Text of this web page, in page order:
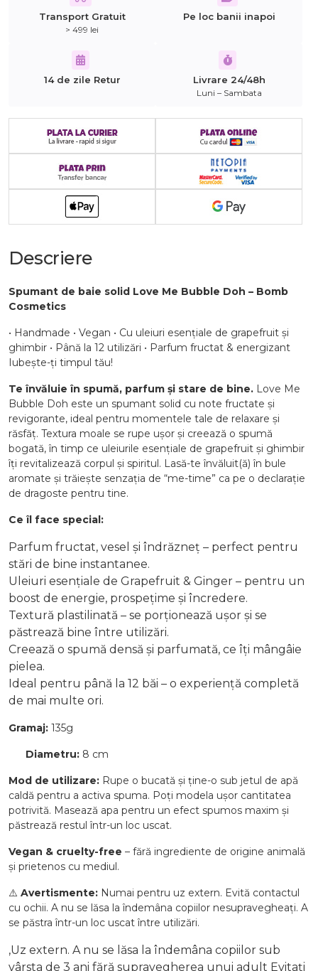
Transport Gratuit
> 499 lei
Pe loc banii inapoi
14 de zile Retur Livrare 24/48h
Luni – Sambata
Descriere
Spumant de baie solid Love Me Bubble Doh – Bomb
Cosmetics
• Handmade • Vegan • Cu uleiuri esențiale de grapefruit și
ghimbir • Până la 12 utilizări • Parfum fructat & energizant
Iubește-ți timpul tău!
Te învăluie în spumă, parfum și stare de bine. Love Me
Bubble Doh este un spumant solid cu note fructate și
revigorante, ideal pentru momentele tale de relaxare și
răsfăț. Textura moale se rupe ușor și creează o spumă
bogată, în timp ce uleiurile esențiale de grapefruit și ghimbir
îți revitalizează corpul și spiritul. Lasă-te învăluit(ă) în bule
aromate și trăiește senzația de “me-time” ca pe o declarație
de dragoste pentru tine.
Ce îl face special:
Parfum fructat, vesel și îndrăzneț – perfect pentru
stări de bine instantanee.
Uleiuri esențiale de Grapefruit & Ginger – pentru un
boost de energie, prospețime și încredere.
Textură plastilinată – se porționează ușor și se
păstrează bine între utilizări.
Creează o spumă densă și parfumată, ce îți mângâie
pielea.
Ideal pentru până la 12 băi – o experiență completă
de mai multe ori.
Gramaj: 135g
Diametru: 8 cm
Mod de utilizare: Rupe o bucată și ține-o sub jetul de apă
caldă pentru a activa spuma. Poți modela ușor cantitatea
potrivită. Masează apa pentru un efect spumos maxim și
păstrează restul într-un loc uscat.
Vegan & cruelty-free – fără ingrediente de origine animală
și prietenos cu mediul.
⚠️ Avertismente: Numai pentru uz extern. Evită contactul
cu ochii. A nu se lăsa la îndemâna copiilor nesupravegheați. A
se păstra într-un loc uscat între utilizări.
,Uz extern. A nu se lăsa la îndemâna copiilor sub
vârsta de 3 ani fără supravegherea unui adult Evitați